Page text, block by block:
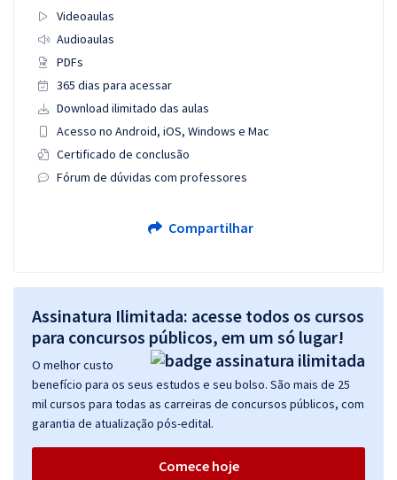
Videoaulas
Audioaulas
PDFs
365 dias para acessar
Download ilimitado das aulas
Acesso no Android, iOS, Windows e Mac
Certificado de conclusão
Fórum de dúvidas com professores
Compartilhar
Assinatura Ilimitada: acesse todos os cursos
para concursos públicos, em um só lugar!
O melhor custo
benefício para os seus estudos e seu bolso. São mais de 25
mil cursos para todas as carreiras de concursos públicos, com
garantia de atualização pós-edital.
Comece hoje